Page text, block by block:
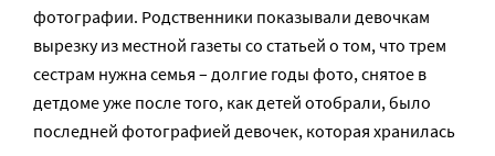
фотографии. Родственники показывали девочкам
вырезку из местной газеты со статьей о том, что трем
сестрам нужна семья – долгие годы фото, снятое в
детдоме уже после того, как детей отобрали, было
последней фотографией девочек, которая хранилась